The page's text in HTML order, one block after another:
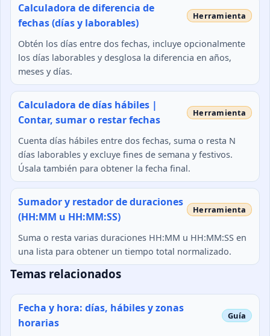
Calculadora de diferencia de
fechas (días y laborables)
Obtén los días entre dos fechas, incluye opcionalmente
los días laborables y desglosa la diferencia en años,
meses y días.
Calculadora de días hábiles |
Contar, sumar o restar fechas
Cuenta días hábiles entre dos fechas, suma o resta N
días laborables y excluye fines de semana y festivos.
Úsala también para obtener la fecha final.
Sumador y restador de duraciones
(HH:MM u HH:MM:SS)
Suma o resta varias duraciones HH:MM u HH:MM:SS en
una lista para obtener un tiempo total normalizado.
Temas relacionados
Fecha y hora: días, hábiles y zonas
horarias